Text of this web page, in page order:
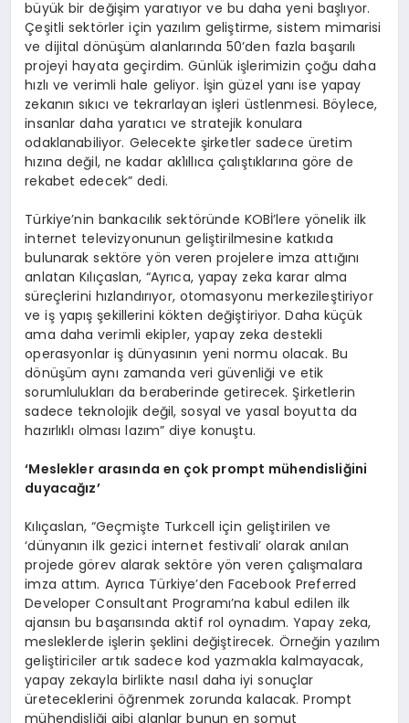
büyük bir değişim yaratıyor ve bu daha yeni başlıyor.
Çeşitli sektörler için yazılım geliştirme, sistem mimarisi
ve dijital dönüşüm alanlarında 50’den fazla başarılı
projeyi hayata geçirdim. Günlük işlerimizin çoğu daha
hızlı ve verimli hale geliyor. İşin güzel yanı ise yapay
zekanın sıkıcı ve tekrarlayan işleri üstlenmesi. Böylece,
insanlar daha yaratıcı ve stratejik konulara
odaklanabiliyor. Gelecekte şirketler sadece üretim
hızına değil, ne kadar ak1ıllıca çalıştıklarına göre de
rekabet edecek” dedi.
Türkiye’nin bankacılık sektöründe KOBİ’lere yönelik ilk
internet televizyonunun geliştirilmesine katkıda
bulunarak sektöre yön veren projelere imza attığını
anlatan Kılıçaslan, “Ayrıca, yapay zeka karar alma
süreçlerini hızlandırıyor, otomasyonu merkezileştiriyor
ve iş yapış şekillerini kökten değiştiriyor. Daha küçük
ama daha verimli ekipler, yapay zeka destekli
operasyonlar iş dünyasının yeni normu olacak. Bu
dönüşüm aynı zamanda veri güvenliği ve etik
sorumlulukları da beraberinde getirecek. Şirketlerin
sadece teknolojik değil, sosyal ve yasal boyutta da
hazırlıklı olması lazım” diye konuştu.
‘Meslekler arasında en çok prompt mühendisliğini
duyacağız’
Kılıçaslan, “Geçmişte Turkcell için geliştirilen ve
‘dünyanın ilk gezici internet festivali’ olarak anılan
projede görev alarak sektöre yön veren çalışmalara
imza attım. Ayrıca Türkiye’den Facebook Preferred
Developer Consultant Programı’na kabul edilen ilk
ajansın bu başarısında aktif rol oynadım. Yapay zeka,
mesleklerde işlerin şeklini değiştirecek. Örneğin yazılım
geliştiriciler artık sadece kod yazmakla kalmayacak,
yapay zekayla birlikte nasıl daha iyi sonuçlar
üreteceklerini öğrenmek zorunda kalacak. Prompt
mühendisliği gibi alanlar bunun en somut